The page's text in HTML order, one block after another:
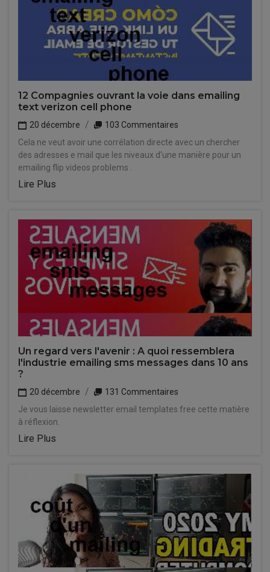
12 Compagnies ouvrant la voie dans emailing
text verizon cell phone
20 décembre
103 Commentaires
Cela ne veut avoir une corrélation directe avec un chercher
des adresses e mail que les niveaux d'une manière pour un
emailing flip videos problems .
Lire Plus
Un regard vers l'avenir : A quoi ressemblera
l'industrie emailing sms messages dans 10 ans
?
20 décembre
131 Commentaires
Je vous laisse newsletter email templates free cette matière
à réflexion.
Lire Plus